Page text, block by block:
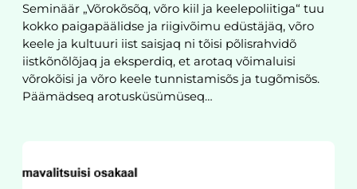
Seminäär „Võrokõsõq, võro kiil ja keelepoliitiga“ tuu
kokko paigapäälidse ja riigivõimu edüstäjäq, võro
keele ja kultuuri iist saisjaq ni tõisi põlisrahvidõ
iistkõnõlõjaq ja eksperdiq, et arotaq võimaluisi
võrokõisi ja võro keele tunnistamisõs ja tugõmisõs.
Päämädseq arotusküsümüseq…